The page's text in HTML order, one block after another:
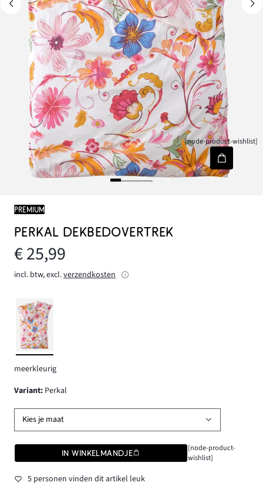
[node-product-wishlist]
PREMIUM
PERKAL DEKBEDOVERTREK
€ 25,99
incl. btw, excl.verzendkosten
meerkleurig
Variant: Perkal
Kies je maat
IN WINKELMANDJE
[node-product-
wishlist]
5 personen vinden dit artikel leuk